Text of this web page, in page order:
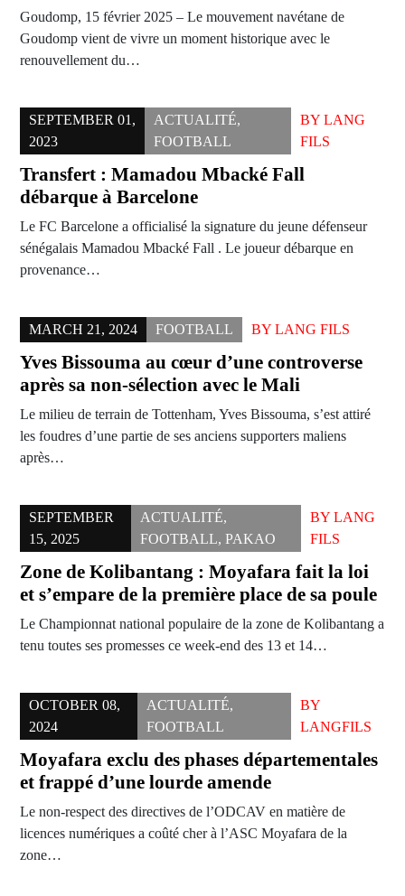
Goudomp, 15 février 2025 – Le mouvement navétane de
Goudomp vient de vivre un moment historique avec le
renouvellement du…
SEPTEMBER 01,
2023
ACTUALITÉ,
FOOTBALL
BYLANG
FILS
Transfert : Mamadou Mbacké Fall
débarque à Barcelone
Le FC Barcelone a officialisé la signature du jeune défenseur
sénégalais Mamadou Mbacké Fall . Le joueur débarque en
provenance…
MARCH 21, 2024 FOOTBALL BY LANG FILS
Yves Bissouma au cœur d’une controverse
après sa non-sélection avec le Mali
Le milieu de terrain de Tottenham, Yves Bissouma, s’est attiré
les foudres d’une partie de ses anciens supporters maliens
après…
SEPTEMBER
15, 2025
ACTUALITÉ,
FOOTBALL,PAKAO
BY LANG
FILS
Zone de Kolibantang : Moyafara fait la loi
et s’empare de la première place de sa poule
Le Championnat national populaire de la zone de Kolibantang a
tenu toutes ses promesses ce week-end des 13 et 14…
OCTOBER 08,
2024
ACTUALITÉ,
FOOTBALL
BY
LANGFILS
Moyafara exclu des phases départementales
et frappé d’une lourde amende
Le non-respect des directives de l’ODCAV en matière de
licences numériques a coûté cher à l’ASC Moyafara de la
zone…